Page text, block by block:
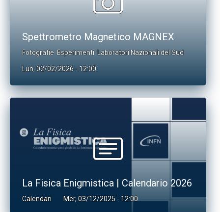
Spettrometro Magnetico MAGNEX
Fotografie Esperimenti Laboratori Nazionali del Sud
Lun, 02/02/2026 - 12:00
La Fisica Enigmistica | Calendario 2026
Calendari Mer, 03/12/2025 - 12:00